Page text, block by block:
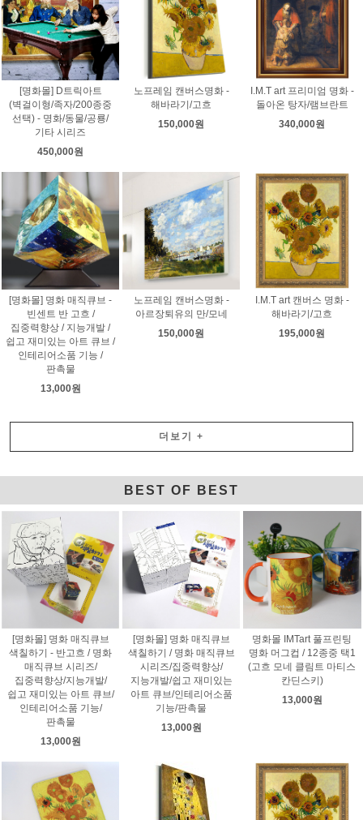
[명화몰] D트릭아트
(벽걸이형/족자/200종중
선택) - 명화/동물/공룡/
기타 시리즈
450,000원
노프레임 캔버스명화 -
해바라기/고흐
150,000원
I.M.T art 프리미엄 명화 -
돌아온 탕자/램브란트
340,000원
[명화몰] 명화 매직큐브 -
빈센트 반 고흐 /
집중력향상 / 지능개발 /
쉽고 재미있는 아트 큐브 /
인테리어소품 기능 /
판촉물
13,000원
노프레임 캔버스명화 -
아르장퇴유의 만/모네
150,000원
I.M.T art 캔버스 명화 -
해바라기/고흐
195,000원
더보기 +
BEST OF BEST
[명화몰] 명화 매직큐브
색칠하기 - 반고흐 / 명화
매직큐브 시리즈/
집중력향상/지능개발/
쉽고 재미있는 아트 큐브/
인테리어소품 기능/
판촉물
13,000원
[명화몰] 명화 매직큐브
색칠하기 / 명화 매직큐브
시리즈/집중력향상/
지능개발/쉽고 재미있는
아트 큐브/인테리어소품
기능/판촉물
13,000원
명화몰 IMTart 풀프린팅
명화 머그컵 / 12종중 택1
(고흐 모네 클림트 마티스
칸딘스키)
13,000원